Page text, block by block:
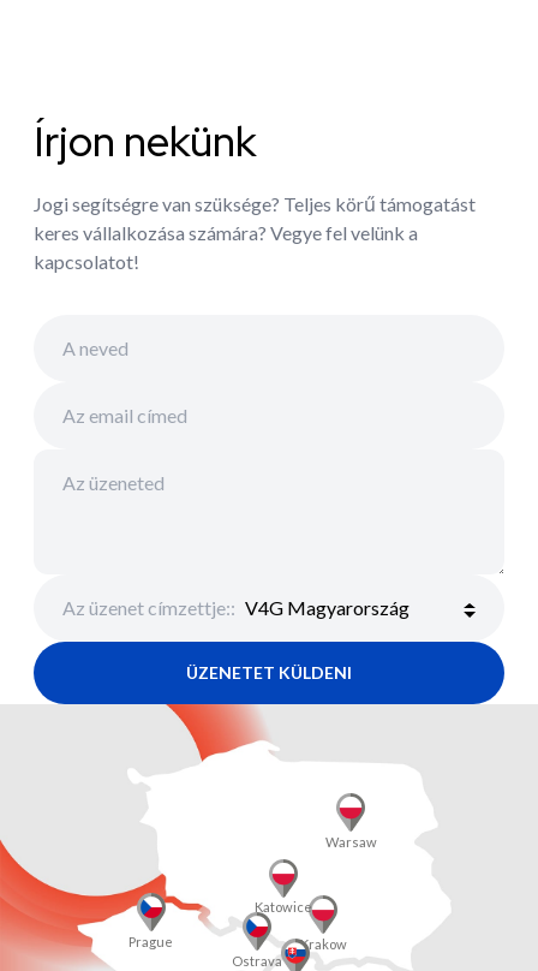
Írjon nekünk
Jogi segítségre van szüksége? Teljes körű támogatást
keres vállalkozása számára? Vegye fel velünk a
kapcsolatot!
Az üzenet címzettje::
ÜZENETET KÜLDENI
Prague
Ostrava
Krakow
Warsaw
Katowice